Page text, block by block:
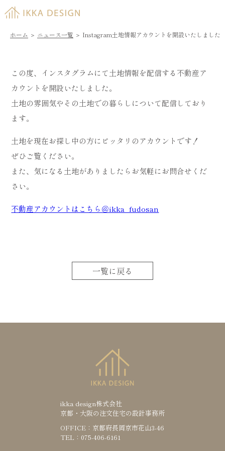
ホーム ＞ ニュース一覧 ＞ Instagram土地情報アカウントを開設いたしました
この度、インスタグラムにて土地情報を配信する不動産ア
カウントを開設いたしました。
土地の雰囲気やその土地での暮らしについて配信しており
ます。
土地を現在お探し中の方にピッタリのアカウントです！
ぜひご覧ください。
また、気になる土地がありましたらお気軽にお問合せくだ
さい。
不動産アカウントはこちら＠ikka_fudosan
一覧に戻る
ikka design株式会社
京都・大阪の注文住宅の設計事務所
OFFICE：京都府長岡京市花山3-46
TEL：075-406-6161